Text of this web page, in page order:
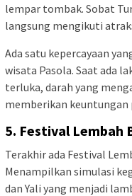
lempar tombak. Sobat
langsung mengikuti
Ada satu kepercayaan
wisata Pasola. Saat ada
terluka, darah yang
memberikan keuntungan
5. Festival Lembah
Terakhir ada Festival
Menampilkan simulasi
dan Yali yang menjadi